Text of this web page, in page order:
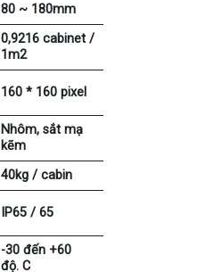
80 ~ 180mm
0,9216 cabinet /
1m2
160 * 160 pixel
Nhôm, sắt mạ
kẽm
40kg / cabin
IP65 / 65
-30 đến +60
độ. C